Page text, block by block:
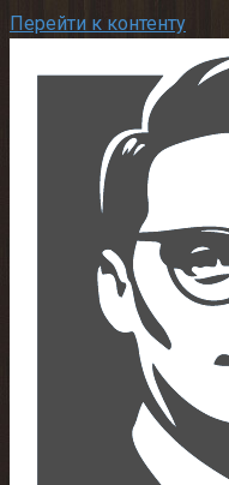
Перейти к контенту